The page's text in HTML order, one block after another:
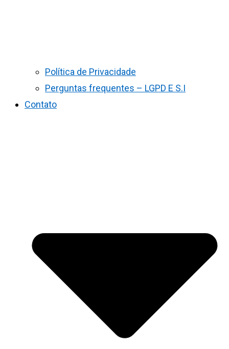
Política de Privacidade
Perguntas frequentes – LGPD E S.I
Contato